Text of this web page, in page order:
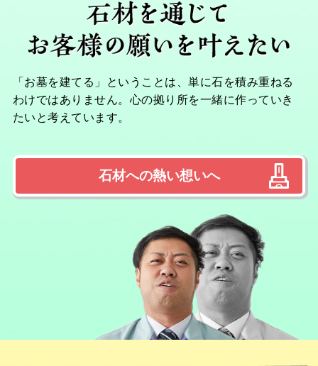
「お墓を建てる」ということは、単に石を積み重ねる
わけではありません。心の拠り所を一緒に作っていき
たいと考えています。
石材への熱い想いへ